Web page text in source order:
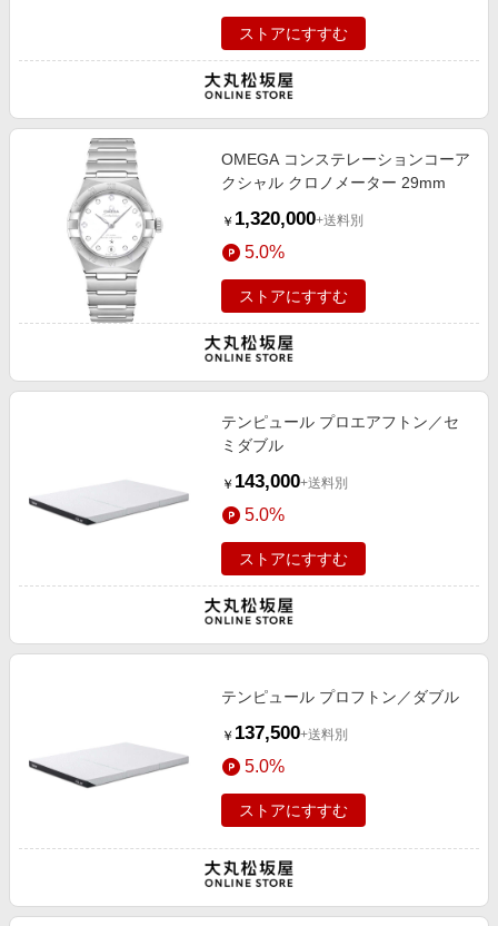
ストアにすすむ
OMEGA コンステレーションコーア
クシャル クロノメーター 29mm
￥ 1,320,000+送料別
5.0%
ストアにすすむ
テンピュール プロエアフトン／セ
ミダブル
￥ 143,000+送料別
5.0%
ストアにすすむ
テンピュール プロフトン／ダブル
￥ 137,500+送料別
5.0%
ストアにすすむ